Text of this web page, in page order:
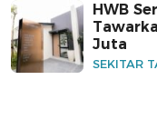
HWB
Juta
SEKITAR